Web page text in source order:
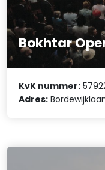
Bokhtar
KvK nummer:
Adres: